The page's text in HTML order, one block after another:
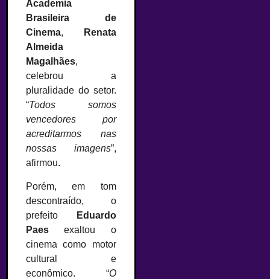
Academia
Brasileira de
Cinema,
Renata
Almeida
Magalhães,
celebrou a
pluralidade do setor.
“Todos somos
vencedores por
acreditarmos nas
nossas imagens”,
afirmou.
Porém, em tom
descontraído, o
prefeito
Eduardo
Paes exaltou o
cinema como motor
cultural e
econômico. “O